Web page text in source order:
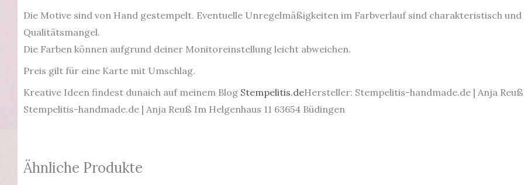
Die Motive sind von Hand gestempelt. Eventuelle Unregelmäßigkeiten im Farbverlauf sind charakteristisch und
Qualitätsmangel.
Die Farben können aufgrund deiner Monitoreinstellung leicht abweichen.
Preis gilt für eine Karte mit Umschlag.
Kreative Ideen findest dunaich auf meinem Blog Stempelitis.deHersteller: Stempelitis-handmade.de | Anja
Stempelitis-handmade.de | Anja Reuß Im Helgenhaus 11 63654 Büdingen
Ähnliche Produkte